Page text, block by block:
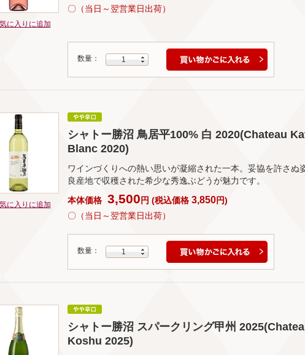
に入りに追加
〇（当日～翌営業日出荷）
数量： 1
に入りに追加
シャトー勝沼 鳥居平100% 白 2020(Chateau
Blanc 2020)
ワインづくりへの熱い思いが凝縮された一本。妥協を許さ
良産地で収穫された希少な秀逸ぶどうが魅力です。
本体価格 3,500 円 (税込価格 3,850円)
〇（当日～翌営業日出荷）
数量： 1
シャトー勝沼 スパークリング甲州
Koshu 2025)